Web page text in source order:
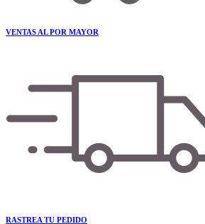
VENTAS AL POR MAYOR
RASTREA TU PEDIDO